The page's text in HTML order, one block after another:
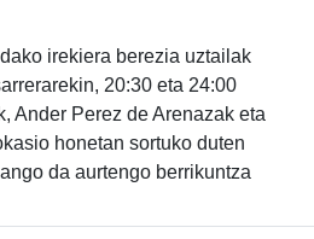
irekiera berezia uztailak
20:30 eta 24:00
Ander Perez de Arenazak eta
honetan sortuko duten
da aurtengo berrikuntza